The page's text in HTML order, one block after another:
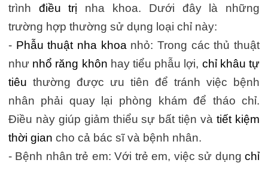
trình điều trị nha khoa. Dưới đây là những
trường hợp thường sử dụng loại chỉ này:
- Phẫu thuật nha khoa nhỏ: Trong các thủ thuật
như nhổ răng khôn hay tiểu phẫu lợi, chỉ khâu tự
tiêu thường được ưu tiên để tránh việc bệnh
nhân phải quay lại phòng khám để tháo chỉ.
Điều này giúp giảm thiểu sự bất tiện vàtiết kiệm
thời gian cho cả bác sĩ và bệnh nhân.
- Bệnh nhân trẻ em: Với trẻ em, việc sử dụngchỉ